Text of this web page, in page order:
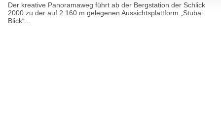
Der kreative Panoramaweg führt ab der Bergstation der Schlick
2000 zu der auf 2.160 m gelegenen Aussichtsplattform „Stubai
Blick“...